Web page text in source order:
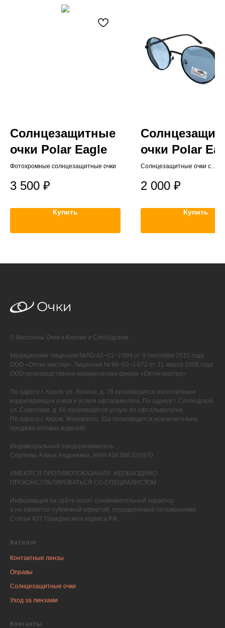
Солнцезащитные
очки Polar Eagle
Фотохромные солнцезащитные очки
3 500 ₽
Купить
очки Polar
Солнцезащитные очки с
2 000 ₽
Купить
© Магазины Очки в Кирове и Слободском
Медицинская лицензия №ЛО-43−01−2 094 от 9 сентября 2015 года
ООО «Оптик мастер». Лицензия № 99−03−1 072 от 31 марта 2008 года
ООО производственно-коммерческая фирма «Оптик мастер»
По адресу г. Киров, ул. Ленина, д. 78 производится изготовление
корригирующих очков и услуги офтальмолога. По адресу г. Слободской,
ул. Советская, д. 66 производятся услуги по офтальмологии.
По адресу г. Киров, Жуковского, 11а производится исключительно
продажа готовых изделий.
Индивидуальный предприниматель
Сергеева Алина Андреевна, ИНН 434 588 320 970
ИМЕЮТСЯ ПРОТИВОПОКАЗАНИЯ. НЕОБХОДИМО
ПРОКОНСУЛЬТИРОВАТЬСЯ СО СПЕЦИАЛИСТОМ
Информация на сайте носит ознакомительный характер
и не является публичной офертой, определяемой положениями
Статьи 437 Гражданского кодекса РФ.
Каталог
Контактные линзы
Оправы
Солнцезащитные очки
Уход за линзами
Контакты